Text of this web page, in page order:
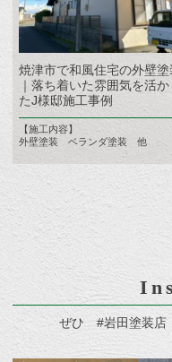
焼津市で和風住宅の外壁塗
｜落ち着いた雰囲気を活か
たJ様邸施工事例
【施工内容】
外壁塗装 ベランダ塗装 他
ぜひ #岩田塗装店